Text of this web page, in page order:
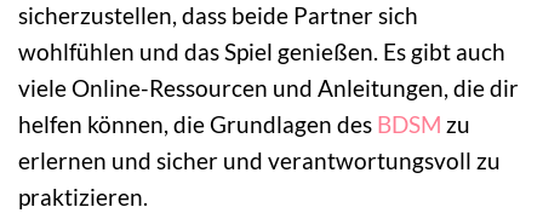
sicherzustellen, dass beide Partner sich
wohlfühlen und das Spiel genießen. Es gibt auch
viele Online-Ressourcen und Anleitungen, die dir
helfen können, die Grundlagen des BDSM zu
erlernen und sicher und verantwortungsvoll zu
praktizieren.